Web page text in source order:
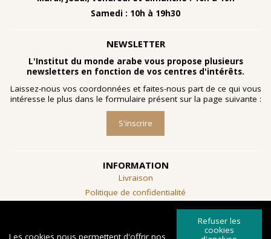
Samedi : 10h à 19h30
NEWSLETTER
L'Institut du monde arabe vous propose plusieurs
newsletters en fonction de vos centres d'intérêts.
Laissez-nous vos coordonnées et faites-nous part de ce qui vous
intéresse le plus dans le formulaire présent sur la page suivante :
S'inscrire
INFORMATION
Livraison
Politique de confidentialité
Conditions générales de vente
SUIVEZ-NOUS
Les cookies nous permettent d'offrir nos
Refuser les
cookies